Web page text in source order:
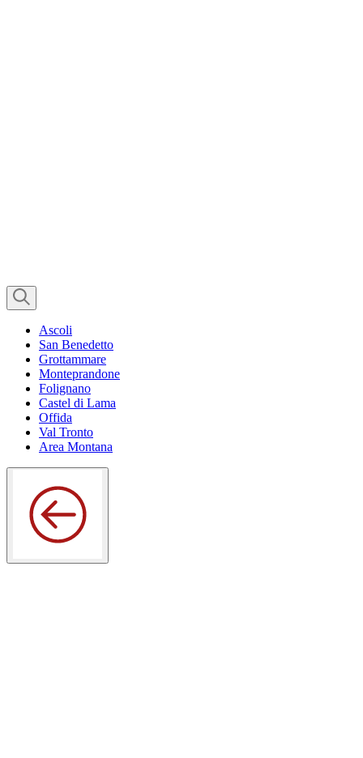
Ascoli
San Benedetto
Grottammare
Monteprandone
Folignano
Castel di Lama
Offida
Val Tronto
Area Montana